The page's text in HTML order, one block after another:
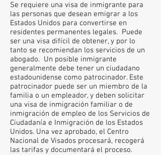
Se requiere una visa de inmigrante para
las personas que desean emigrar a los
Estados Unidos para convertirse en
residentes permanentes legales. Puede
ser una visa difícil de obtener, y por lo
tanto se recomiendan los servicios de un
abogado. Un posible inmigrante
generalmente debe tener un ciudadano
estadounidense como patrocinador. Este
patrocinador puede ser un miembro de la
familia o un empleador, y deben solicitar
una visa de inmigración familiar o de
inmigración de empleo de los Servicios de
Ciudadanía e Inmigración de los Estados
Unidos. Una vez aprobado, el Centro
Nacional de Visados procesará, recogerá
las tarifas y documentará el proceso.